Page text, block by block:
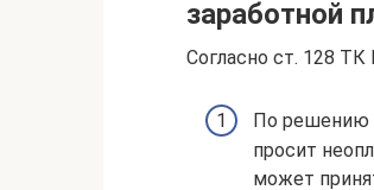
заработной
Согласно ст. 128
По решению
просит
может